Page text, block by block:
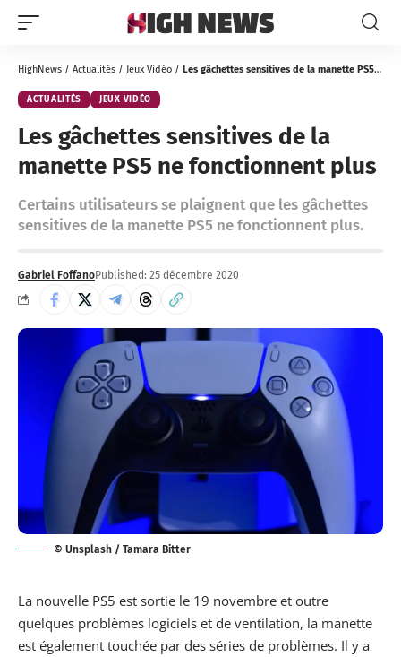
HighNews / Actualités / Jeux Vidéo / Les gâchettes sensitives de la manette PS5 ne fonctionnent plus
ACTUALITÉS JEUX VIDÉO
Les gâchettes sensitives de la
manette PS5 ne fonctionnent plus
Certains utilisateurs se plaignent que les gâchettes
sensitives de la manette PS5 ne fonctionnent plus.
Gabriel FoffanoPublished: 25 décembre 2020
© Unsplash / Tamara Bitter
La nouvelle PS5 est sortie le 19 novembre et outre
quelques problèmes logiciels et de ventilation, la manette
est également touchée par des séries de problèmes. Il y a